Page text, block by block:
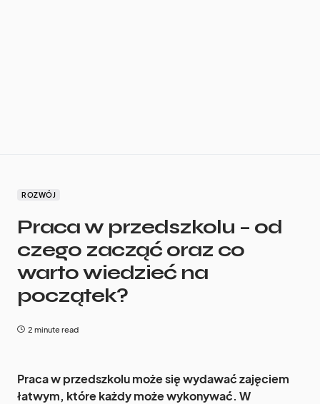
ROZWÓJ
Praca w przedszkolu – od
czego zacząć oraz co
warto wiedzieć na
początek?
2 minute read
Praca w przedszkolu może się wydawać zajęciem
łatwym, które każdy może wykonywać. W